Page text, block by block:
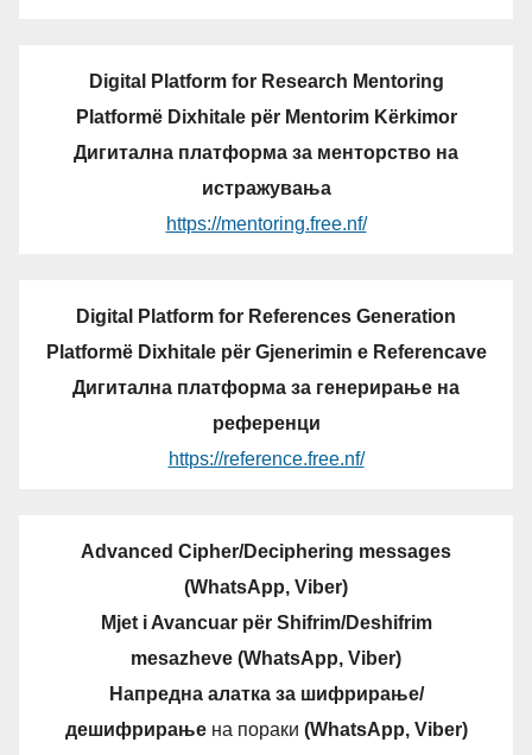
Digital Platform for Research Mentoring
Platformë Dixhitale për Mentorim Kërkimor
Дигитална платформа за менторство на
истражувања
https://mentoring.free.nf/
Digital Platform for References Generation
Platformë Dixhitale për Gjenerimin e Referencave
Дигитална платформа за генерирање на
референци
https://reference.free.nf/
Advanced Cipher/Deciphering messages
(WhatsApp, Viber)
Mjet i Avancuar për Shifrim/Deshifrim
mesazheve (WhatsApp, Viber)
Напредна алатка за шифрирање/
дешифрирањена пораки (WhatsApp, Viber)